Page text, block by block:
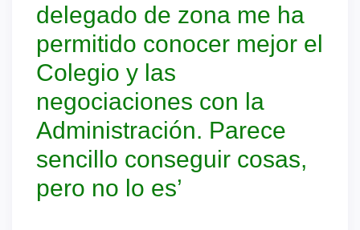
delegado de zona me ha
permitido conocer mejor el
Colegio y las
negociaciones con la
Administración. Parece
sencillo conseguir cosas,
pero no lo es’